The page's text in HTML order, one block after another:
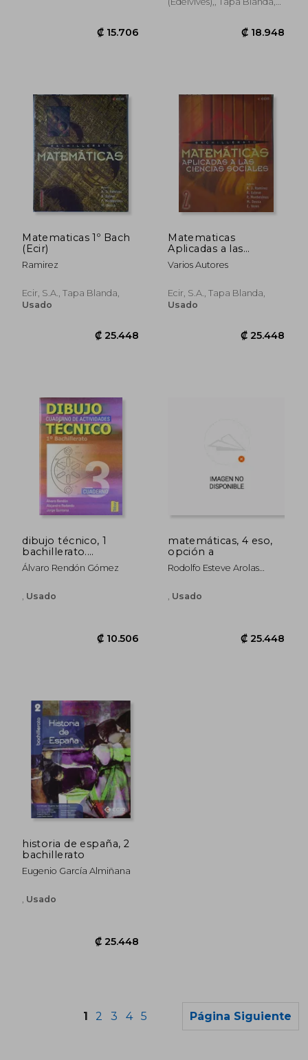
₡ 31.940
Matematicas 1º Bach
(Ecir)
Ramirez
Ecir, S.A., Tapa Blanda,
Usado
Matematicas
Aplicadas a las
Ciencias Sociales (2º
Bachillerato lo Gse)
Varios Autores
Ecir, S.A., Tapa Blanda,
Usado
dibujo técnico, 1
bachillerato.
cuaderno 3
Álvaro Rendón Gómez
Usado
matemáticas, 4 eso,
opción a
Rodolfo Esteve Arolas
Fernández
Usado
historia de españa, 2
bachillerato
Eugenio García Almiñana
Usado
1 2 3 4 5 Página Siguiente